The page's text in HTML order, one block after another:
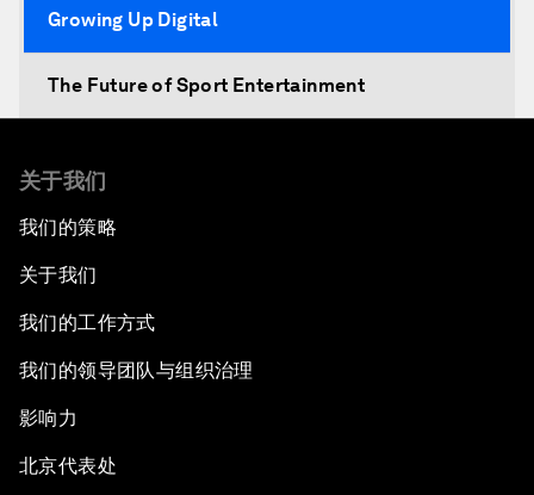
Growing Up Digital
The Future of Sport Entertainment
关于我们
我们的策略
关于我们
我们的工作方式
我们的领导团队与组织治理
影响力
北京代表处